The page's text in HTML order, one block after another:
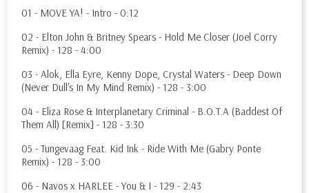
01 - MOVE YA! - Intro - 0:12
02 - Elton John & Britney Spears - Hold Me Closer (Joel Corry
Remix) - 128 - 4:00
03 - Alok, Ella Eyre, Kenny Dope, Crystal Waters - Deep Down
(Never Dull's In My Mind Remix) - 128 - 3:00
04 - Eliza Rose & Interplanetary Criminal - B.O.T.A (Baddest Of
Them All) [Remix] - 128 - 3:30
05 - Tungevaag Feat. Kid Ink - Ride With Me (Gabry Ponte
Remix) - 128 - 3:00
06 - Navos x HARLEE - You & I - 129 - 2:43